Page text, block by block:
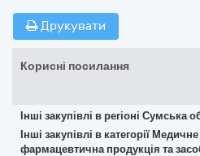
Друкувати
Корисні посилання
Інші закупівлі в регіоні Сумська
Інші закупівлі в категорії
фармацевтична продукція та